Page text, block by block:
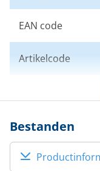
EAN code
Artikelcode
Bestanden